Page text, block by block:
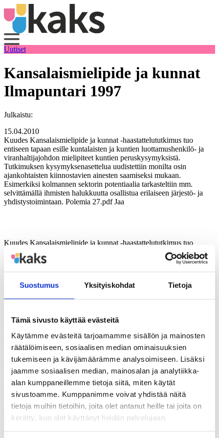
Suostumus Yksityiskohdat Tietoja
Tämä sivusto käyttää evästeitä
Käytämme evästeitä tarjoamamme sisällön ja mainosten
räätälöimiseen, sosiaalisen median ominaisuuksien
tukemiseen ja kävijämäärämme analysoimiseen. Lisäksi
jaamme sosiaalisen median, mainosalan ja analytiikka-
alan kumppaneillemme tietoja siitä, miten käytät
sivustoamme. Kumppanimme voivat yhdistää näitä
tietoja muihin tietoihin, joita olet antanut heille tai joita on
kerätty, kun olet käyttänyt heidän palvelujaan.
Siirry
sisältöön
Uutiset
Kansalaismielipide ja kunnat
Ilmapuntari 1997
Julkaistu:
15.04.2010
Kuudes Kansalaismielipide ja kunnat -haastattelututkimus tuo
entiseen tapaan esille kuntalaisten ja kuntien luottamushenkilö- ja
viranhaltijajohdon mielipiteet kuntien peruskysymyksistä.
Tutkimuksen kysymyksenasettelua uudistettiin monilta osin
ajankohtaisten kiinnostavien ainesten saamiseksi mukaan.
Esimerkiksi kolmannen sektorin potentiaalia tarkasteltiin mm.
selvittämällä ihmisten halukkuutta osallistua erilaiseen järjestö- ja
yhdistystoimintaan. Polemia 27.pdf Jaa
Kuudes Kansalaismielipide ja kunnat -haastattelututkimus tuo
entiseen tapaan esille kuntalaisten ja kuntien luottamushenkilö- ja
viranhaltijajohdon mielipiteet kuntien peruskysymyksistä.
Esimerkiksi kolmannen sektorin potentiaalia tarkasteltiin mm.
Polemia 27.pdf
Jaa
Jaa artikkeli
Share on Facebook
Share on LinkedIn
Email this Page
Kaikki